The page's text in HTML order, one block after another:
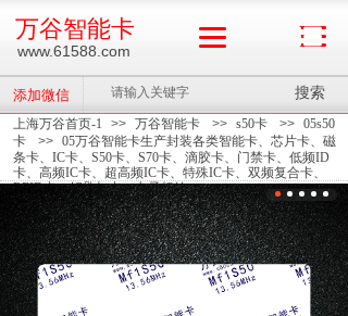
上海万谷首页-1 >> 万谷智能卡 >> s50卡 >> 05s50
卡
>> 05万谷智能卡生产封装各类智能卡、芯片卡、磁
条卡、IC卡、S50卡、S70卡、滴胶卡、门禁卡、低频ID
卡、高频IC卡、超高频IC卡、特殊IC卡、双频复合卡、
RFID卡、钥匙扣卡、电子标签
添加微信 搜索
www.61588.com
万谷智能卡